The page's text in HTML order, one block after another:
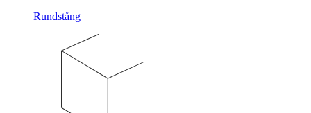
Rundstång